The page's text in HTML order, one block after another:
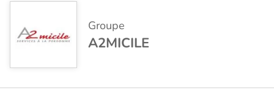
Groupe
A2MICILE